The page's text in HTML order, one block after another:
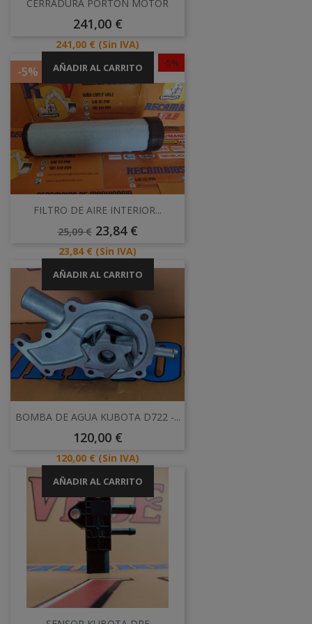
CERRADURA PORTÓN MOTOR
Precio
241,00 €
Precio
241,00 € (Sin IVA)
AÑADIR AL CARRITO -5%
-5%
FILTRO DE AIRE INTERIOR...
Precio
25,09 € Precio
23,84 €
Precio
23,84 € (Sin IVA)
AÑADIR AL CARRITO
BOMBA DE AGUA KUBOTA D722 -...
Precio
120,00 €
Precio
120,00 € (Sin IVA)
AÑADIR AL CARRITO